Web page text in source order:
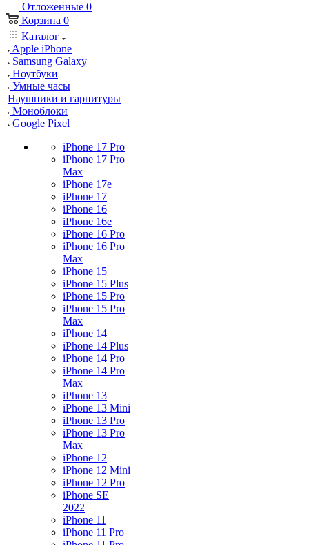
Отложенные 0
Корзина 0
Каталог
Apple iPhone
Samsung Galaxy
Ноутбуки
Умные часы
Наушники и гарнитуры
Моноблоки
Google Pixel
iPhone 17 Pro
iPhone 17 Pro
Max
iPhone 17e
iPhone 17
iPhone 16
iPhone 16e
iPhone 16 Pro
iPhone 16 Pro
Max
iPhone 15
iPhone 15 Plus
iPhone 15 Pro
iPhone 15 Pro
Max
iPhone 14
iPhone 14 Plus
iPhone 14 Pro
iPhone 14 Pro
Max
iPhone 13
iPhone 13 Mini
iPhone 13 Pro
iPhone 13 Pro
Max
iPhone 12
iPhone 12 Mini
iPhone 12 Pro
iPhone SE
2022
iPhone 11
iPhone 11 Pro